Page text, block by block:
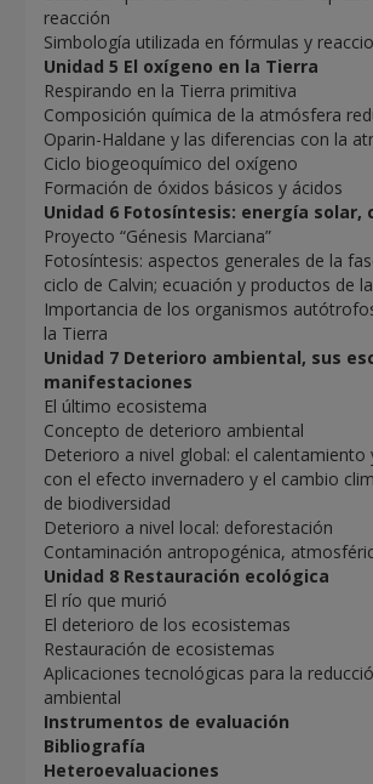
reacción
Simbología utilizada en fórmulas y
Unidad 5 El oxígeno en la Tierra
Respirando en la Tierra primitiva
Composición química de la atmósfera
Oparin-Haldane y las diferencias con la
Ciclo biogeoquímico del oxígeno
Formación de óxidos básicos y ácidos
Unidad 6 Fotosíntesis: energía solar,
Proyecto “Génesis Marciana”
Fotosíntesis: aspectos generales de la
ciclo de Calvin; ecuación y productos de
Importancia de los organismos
la Tierra
Unidad 7 Deterioro ambiental, sus
manifestaciones
El último ecosistema
Concepto de deterioro ambiental
Deterioro a nivel global: el calentamiento
con el efecto invernadero y el cambio
de biodiversidad
Deterioro a nivel local: deforestación
Contaminación antropogénica,
Unidad 8 Restauración ecológica
El río que murió
El deterioro de los ecosistemas
Restauración de ecosistemas
Aplicaciones tecnológicas para la
ambiental
Instrumentos de evaluación
Bibliografía
Heteroevaluaciones